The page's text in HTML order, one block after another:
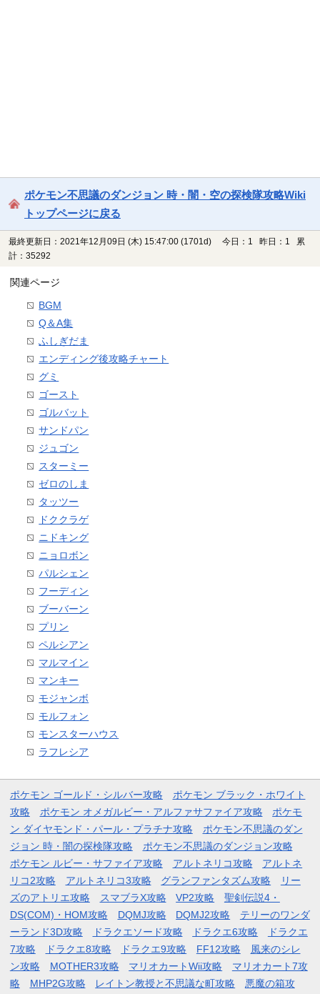
ポケモン不思議のダンジョン 時・闇・空の探検隊攻略Wiki
トップページに戻る
最終更新日：2021年12月09日 (木) 15:47:00 (1701d)
今日：1 昨日：1 累
計：35292
関連ページ
BGM
Q＆A集
ふしぎだま
エンディング後攻略チャート
グミ
ゴースト
ゴルバット
サンドパン
ジュゴン
スターミー
ゼロのしま
タッツー
ドククラゲ
ニドキング
ニョロボン
パルシェン
フーディン
ブーバーン
プリン
ペルシアン
マルマイン
マンキー
モジャンボ
モルフォン
モンスターハウス
ラフレシア
ポケモン ゴールド・シルバー攻略
ポケモン ブラック・ホワイト
攻略
ポケモン オメガルビー・アルファサファイア攻略
ポケモ
ン ダイヤモンド・パール・プラチナ攻略
ポケモン不思議のダン
ジョン 時・闇の探検隊攻略
ポケモン不思議のダンジョン攻略
ポケモン ルビー・サファイア攻略
アルトネリコ攻略
アルトネ
リコ2攻略
アルトネリコ3攻略 グランファンタズム攻略
リー
ズのアトリエ攻略
スマブラX攻略 VP2攻略
聖剣伝説4・
DS(COM)・HOM攻略
DQMJ攻略 DQMJ2攻略
テリーのワンダ
ーランド3D攻略
ドラクエソード攻略 ドラクエ6攻略
ドラクエ
7攻略
ドラクエ8攻略 ドラクエ9攻略 FF12攻略
風来のシレ
ン攻略
MOTHER3攻略 マリオカートWii攻略
マリオカート7攻
略
MHP2G攻略 レイトン教授と不思議な町攻略 悪魔の箱攻